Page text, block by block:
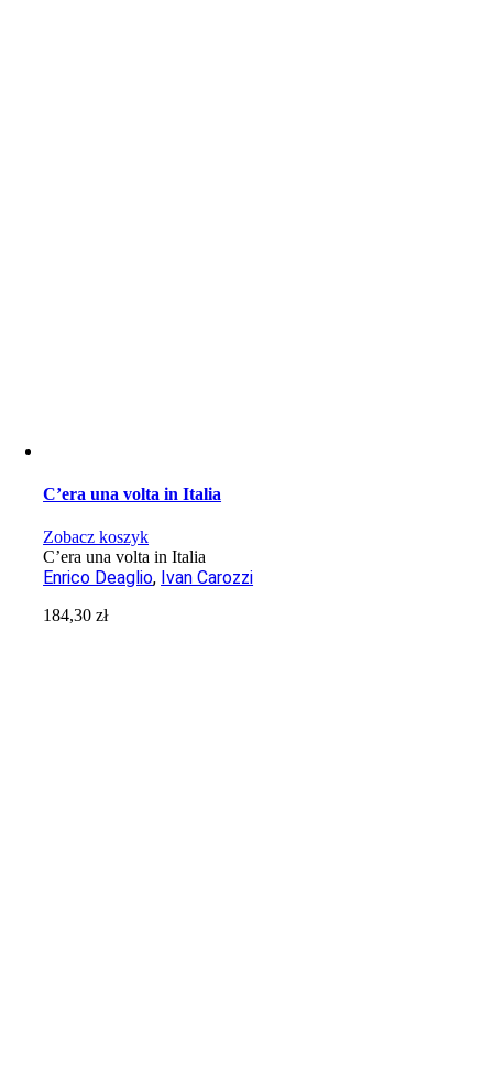
C’era una volta in Italia
Zobacz koszyk
C’era una volta in Italia
Enrico Deaglio, Ivan Carozzi
184,30zł